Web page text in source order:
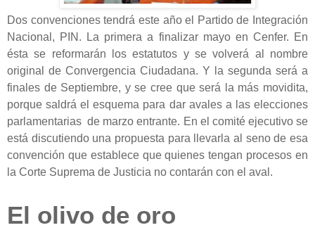
Dos convenciones tendrá este año el Partido de Integración
Nacional, PIN. La primera a finalizar mayo en Cenfer. En
ésta se reformarán los estatutos y se volverá al nombre
original de Convergencia Ciudadana. Y la segunda será a
finales de Septiembre, y se cree que será la más movidita,
porque saldrá el esquema para dar avales a las elecciones
parlamentarias de marzo entrante. En el comité ejecutivo se
está discutiendo una propuesta para llevarla al seno de esa
convención que establece que quienes tengan procesos en
la Corte Suprema de Justicia no contarán con el aval.
El olivo de oro